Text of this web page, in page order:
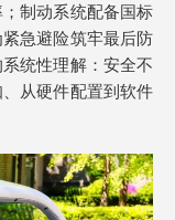
制动系统配备国标
急避险筑牢最后防
统性理解：安全不
从硬件配置到软件